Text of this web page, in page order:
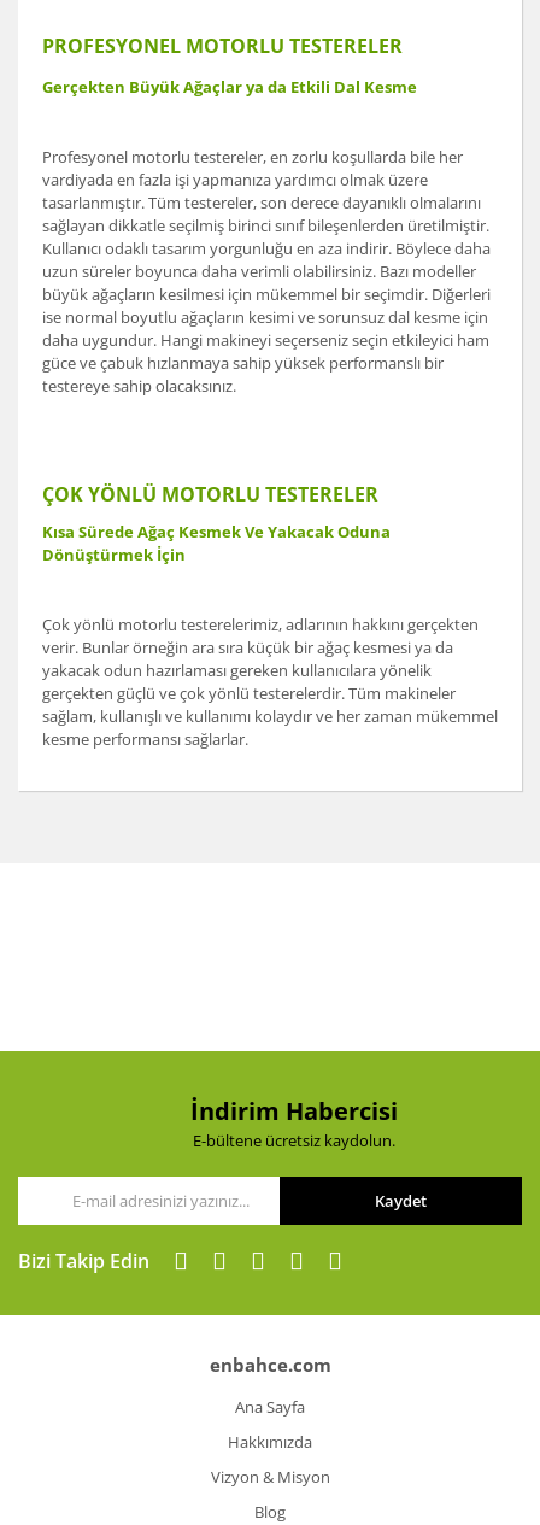
PROFESYONEL MOTORLU TESTERELER
Gerçekten Büyük Ağaçlar ya da Etkili Dal Kesme
Profesyonel motorlu testereler, en zorlu koşullarda bile her
vardiyada en fazla işi yapmanıza yardımcı olmak üzere
tasarlanmıştır. Tüm testereler, son derece dayanıklı olmalarını
sağlayan dikkatle seçilmiş birinci sınıf bileşenlerden üretilmiştir.
Kullanıcı odaklı tasarım yorgunluğu en aza indirir. Böylece daha
uzun süreler boyunca daha verimli olabilirsiniz. Bazı modeller
büyük ağaçların kesilmesi için mükemmel bir seçimdir. Diğerleri
ise normal boyutlu ağaçların kesimi ve sorunsuz dal kesme için
daha uygundur. Hangi makineyi seçerseniz seçin etkileyici ham
güce ve çabuk hızlanmaya sahip yüksek performanslı bir
testereye sahip olacaksınız.
ÇOK YÖNLÜ MOTORLU TESTERELER
Kısa Sürede Ağaç Kesmek Ve Yakacak Oduna
Dönüştürmek İçin
Çok yönlü motorlu testerelerimiz, adlarının hakkını gerçekten
verir. Bunlar örneğin ara sıra küçük bir ağaç kesmesi ya da
yakacak odun hazırlaması gereken kullanıcılara yönelik
gerçekten güçlü ve çok yönlü testerelerdir. Tüm makineler
sağlam, kullanışlı ve kullanımı kolaydır ve her zaman mükemmel
kesme performansı sağlarlar.
Ürün fiyatı diğer sitelerden daha pahalı.
Gönder
İndirim Habercisi
E-bültene ücretsiz kaydolun.
Kaydet
Bizi Takip Edin
enbahce.com
Ana Sayfa
Hakkımızda
Vizyon & Misyon
Blog